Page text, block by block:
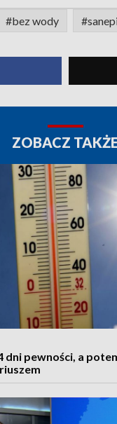
#bez wody
ZOBACZ
dni pewności, a